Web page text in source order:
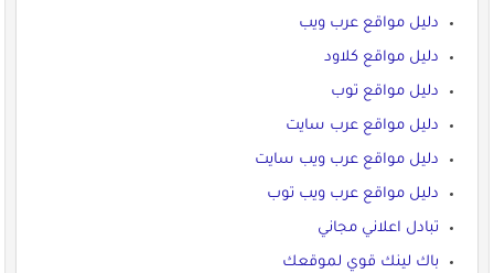
دليل مواقع عرب ويب
دليل مواقع كلاود
دليل مواقع توب
دليل مواقع عرب سايت
دليل مواقع عرب ويب سايت
دليل مواقع عرب ويب توب
تبادل اعلاني مجاني
باك لينك قوي لموقعك